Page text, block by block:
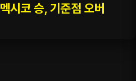
멕시코 승, 기준점 오버